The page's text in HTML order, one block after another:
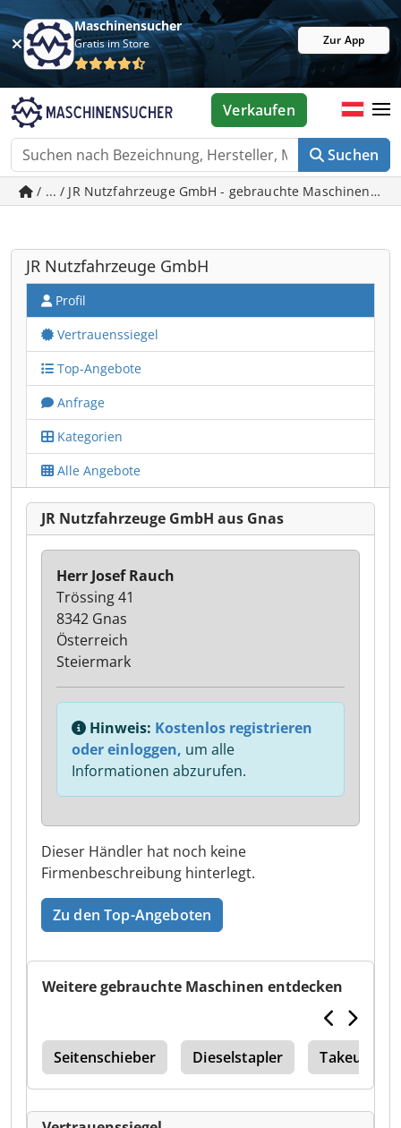
Maschinensucher
Gratis im Store Zur App
Suchen
Verkaufen
/ ... / JR Nutzfahrzeuge GmbH - gebrauchte Maschinen in
JR Nutzfahrzeuge GmbH
Profil
Vertrauenssiegel
Top-Angebote
Anfrage
Kategorien
Alle Angebote
JR Nutzfahrzeuge GmbH aus Gnas
Dieser Händler hat noch keine
Firmenbeschreibung hinterlegt.
Zu den Top-Angeboten
Herr Josef Rauch
Trössing 41
8342 Gnas
Österreich
Steiermark
Hinweis: Kostenlos registrieren
oder einloggen, um alle
Informationen abzurufen.
Weitere gebrauchte Maschinen entdecken
Seitenschieber Dieselstapler Takeuchi